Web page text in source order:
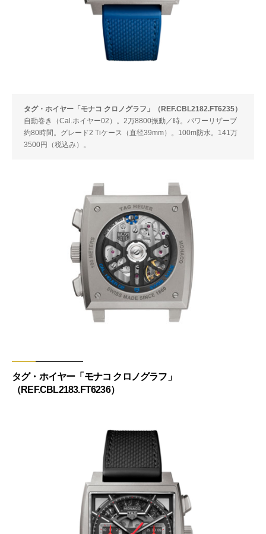
タグ・ホイヤー「モナコ クロノグラフ」（REF.CBL2182.FT6235）
自動巻き（Cal.ホイヤー02）。2万8800振動／時。パワーリザーブ
約80時間。グレード2 Tiケース（直径39mm）。100m防水。141万
3500円（税込み）。
タグ・ホイヤー「モナコ クロノグラフ」
（REF.CBL2183.FT6236）